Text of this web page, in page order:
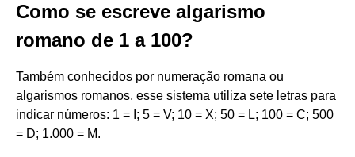
Como se escreve algarismo
romano de 1 a 100?
Também conhecidos por numeração romana ou
algarismos romanos, esse sistema utiliza sete letras para
indicar números: 1 = I; 5 = V; 10 = X; 50 = L; 100 = C; 500
= D; 1.000 = M.